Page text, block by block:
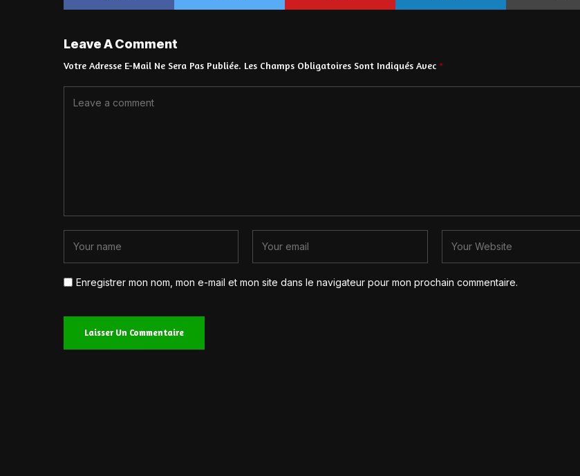
Leave A Comment
Votre Adresse E-Mail Ne Sera Pas Publiée. Les Champs Obligatoires Sont Indiqués Avec *
Enregistrer mon nom, mon e-mail et mon site dans le navigateur pour mon prochain commentaire.